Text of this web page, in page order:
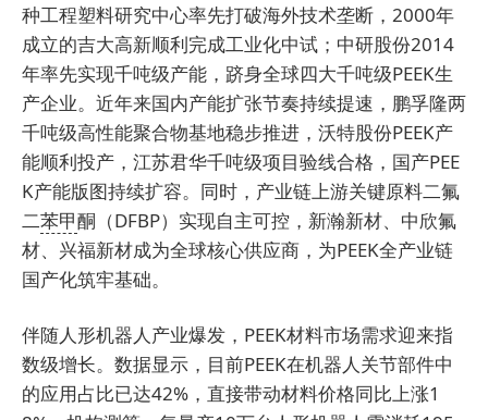
种工程塑料研究中心率先打破海外技术垄断，2000年
成立的吉大高新顺利完成工业化中试；中研股份2014
年率先实现千吨级产能，跻身全球四大千吨级PEEK生
产企业。近年来国内产能扩张节奏持续提速，鹏孚隆两
千吨级高性能聚合物基地稳步推进，沃特股份PEEK产
能顺利投产，江苏君华千吨级项目验线合格，国产PEE
K产能版图持续扩容。同时，产业链上游关键原料二氟
二苯甲酮（DFBP）实现自主可控，新瀚新材、中欣氟
材、兴福新材成为全球核心供应商，为PEEK全产业链
国产化筑牢基础。
伴随人形机器人产业爆发，PEEK材料市场需求迎来指
数级增长。数据显示，目前PEEK在机器人关节部件中
的应用占比已达42%，直接带动材料价格同比上涨1